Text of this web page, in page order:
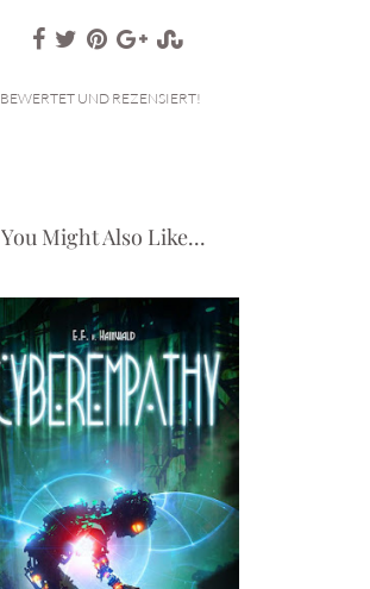
BEWERTET UND REZENSIERT!
You Might Also Like...